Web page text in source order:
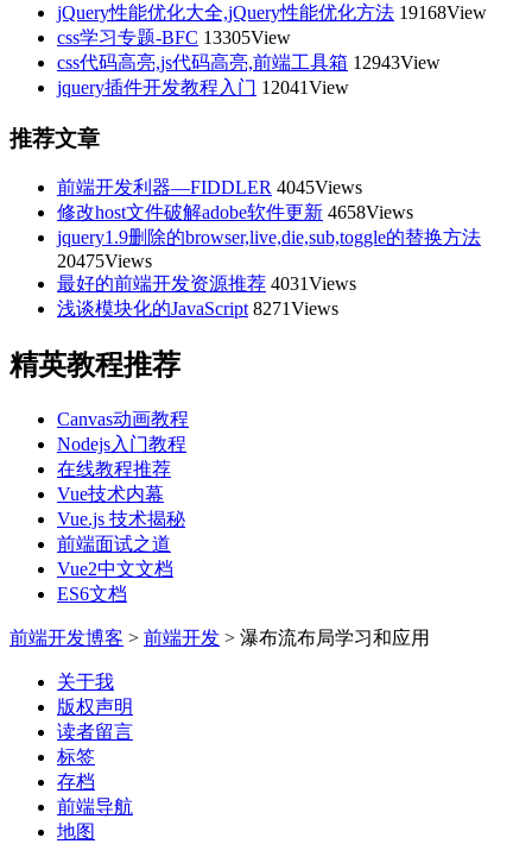
jQuery性能优化大全,jQuery性能优化方法 19168View
css学习专题-BFC 13305View
css代码高亮,js代码高亮,前端工具箱 12943View
jquery插件开发教程入门 12041View
推荐文章
前端开发利器—FIDDLER 4045Views
修改host文件破解adobe软件更新 4658Views
jquery1.9删除的browser,live,die,sub,toggle的替换方法
20475Views
最好的前端开发资源推荐 4031Views
浅谈模块化的JavaScript 8271Views
精英教程推荐
Canvas动画教程
Nodejs入门教程
在线教程推荐
Vue技术内幕
Vue.js 技术揭秘
前端面试之道
Vue2中文文档
ES6文档
前端开发博客 > 前端开发 > 瀑布流布局学习和应用
关于我
版权声明
读者留言
标签
存档
前端导航
地图